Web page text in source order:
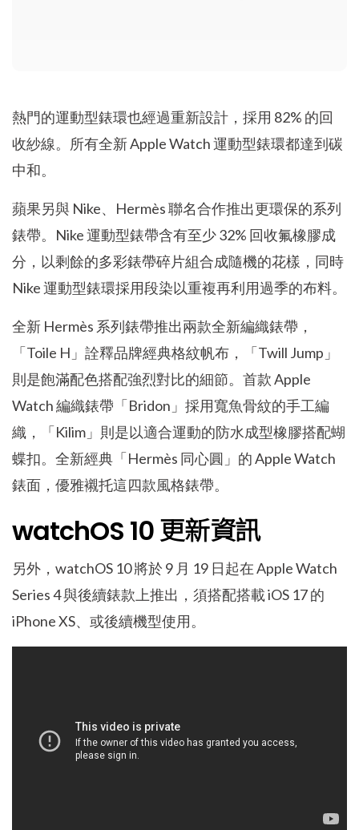
熱門的運動型錶環也經過重新設計，採用 82% 的回
收紗線。所有全新 Apple Watch 運動型錶環都達到碳
中和。
蘋果另與 Nike、Hermès 聯名合作推出更環保的系列
錶帶。Nike 運動型錶帶含有至少 32% 回收氟橡膠成
分，以剩餘的多彩錶帶碎片組合成隨機的花樣，同時
Nike 運動型錶環採用段染以重複再利用過季的布料。
全新 Hermès 系列錶帶推出兩款全新編織錶帶，
「Toile H」詮釋品牌經典格紋帆布，「Twill Jump」
則是飽滿配色搭配強烈對比的細節。首款 Apple
Watch 編織錶帶「Bridon」採用寬魚骨紋的手工編
織，「Kilim」則是以適合運動的防水成型橡膠搭配蝴
蝶扣。全新經典「Hermès 同心圓」的 Apple Watch
錶面，優雅襯托這四款風格錶帶。
watchOS 10 更新資訊
另外，watchOS 10 將於 9 月 19 日起在 Apple Watch
Series 4 與後續錶款上推出，須搭配搭載 iOS 17 的
iPhone XS、或後續機型使用。